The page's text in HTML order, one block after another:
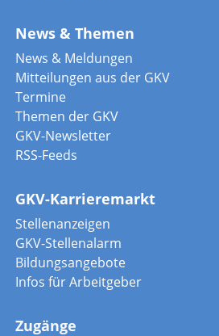
News & Themen
News & Meldungen
Mitteilungen aus der GKV
Termine
Themen der GKV
GKV-Newsletter
RSS-Feeds
GKV-Karrieremarkt
Stellenanzeigen
GKV-Stellenalarm
Bildungsangebote
Infos für Arbeitgeber
Zugänge